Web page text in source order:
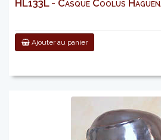
HL133L - Casque Coolus
Ajouter au panier